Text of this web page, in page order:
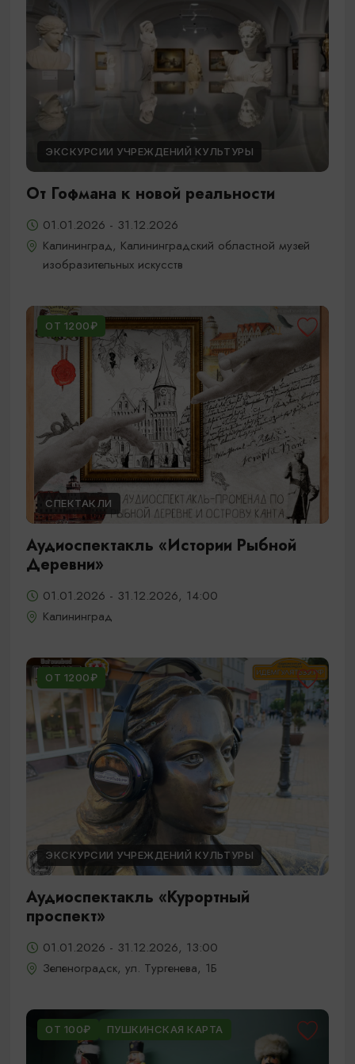
ЭКСКУРСИИ УЧРЕЖДЕНИЙ КУЛЬТУРЫ
От Гофмана к новой реальности
01.01.2026 - 31.12.2026
Калининград, Калининградский областной музей
изобразительных искусств
ОТ 1200₽
СПЕКТАКЛИ
Аудиоспектакль «Истории Рыбной
Деревни»
01.01.2026 - 31.12.2026, 14:00
Калининград
ОТ 1200₽
ЭКСКУРСИИ УЧРЕЖДЕНИЙ КУЛЬТУРЫ
Аудиоспектакль «Курортный
проспект»
01.01.2026 - 31.12.2026, 13:00
Зеленоградск, ул. Тургенева, 1Б
ОТ 100₽ ПУШКИНСКАЯ КАРТА